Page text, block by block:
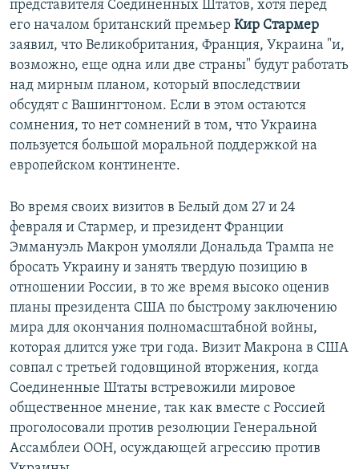
представителя Соединенных Штатов, хотя перед
его началом британский премьер Кир Стармер
заявил, что Великобритания, Франция, Украина "и,
возможно, еще одна или две страны" будут работать
над мирным планом, который впоследствии
обсудят с Вашингтоном. Если в этом остаются
сомнения, то нет сомнений в том, что Украина
пользуется большой моральной поддержкой на
европейском континенте.
Во время своих визитов в Белый дом 27 и 24
февраля и Стармер, и президент Франции
Эммануэль Макрон умоляли Дональда Трампа не
бросать Украину и занять твердую позицию в
отношении России, в то же время высоко оценив
планы президента США по быстрому заключению
мира для окончания полномасштабной войны,
которая длится уже три года. Визит Макрона в США
совпал с третьей годовщиной вторжения, когда
Соединенные Штаты встревожили мировое
общественное мнение, так как вместе с Россией
проголосовали против резолюции Генеральной
Ассамблеи ООН, осуждающей агрессию против